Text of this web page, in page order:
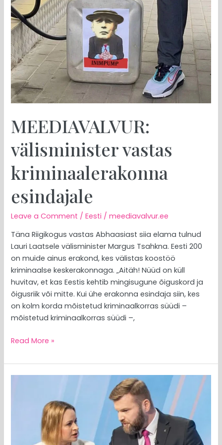
MEEDIAVALVUR:
välisminister vastas
kriminaalerakonna
esindajale
Leave a Comment /Eesti /meediavalvur.ee
Täna Riigikogus vastas Abhaasiast siia elama tulnud
Lauri Laatsele välisminister Margus Tsahkna. Eesti 200
on muide ainus erakond, kes välistas koostöö
kriminaalse keskerakonnaga. „Aitäh! Nüüd on küll
huvitav, et kas Eestis kehtib mingisugune õiguskord ja
õigusriik või mitte. Kui ühe erakonna esindaja siin, kes
on kolm korda mõistetud kriminaalkorras süüdi –
mõistetud kriminaalkorras süüdi –,
esindajale
Read More »
keskerakondlaste
poolsetest